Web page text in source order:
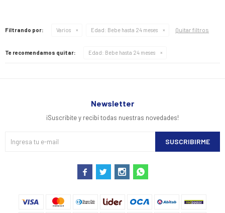
Filtrando por: Varios Edad: Bebe hasta 24 meses Quitar filtros
Te recomendamos quitar: Edad: Bebe hasta 24 meses
Newsletter
¡Suscribite y recibí todas nuestras novedades!
SUSCRIBIRME
   